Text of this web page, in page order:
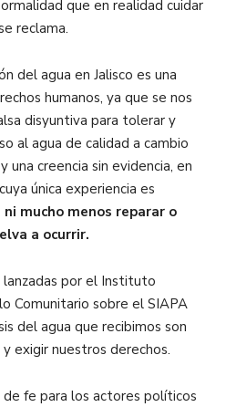
que en realidad cuidar
reclama.
del agua en Jalisco es una
humanos, ya que se nos
disyuntiva para tolerar y
al agua de calidad a cambio
una creencia sin evidencia, en
única experiencia es
ni mucho menos reparar o
a ocurrir.
por el Instituto
Comunitario sobre el SIAPA
del agua que recibimos son
exigir nuestros derechos.
fe para los actores políticos